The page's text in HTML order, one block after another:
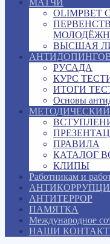
OLIMPBET
ВЫСШАЯ
РУСАДА
КУРС
ИТОГИ
Основы
МЕТОДИЧЕСКИЙ
ПРАВИЛА
КАТАЛОГ
КЛИПЫ
Работникам и
АНТИТЕРРОР
ПАМЯТКА
Международное
НАШИ